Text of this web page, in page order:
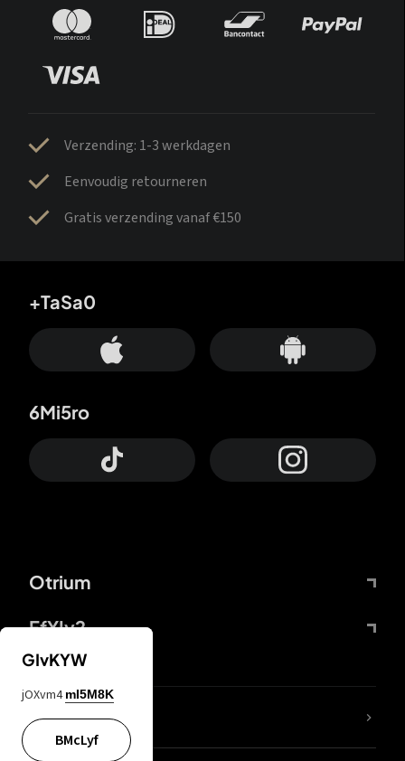
Verzending: 1-3 werkdagen
Eenvoudig retourneren
Gratis verzending vanaf €150
Otrium
FfYIy2
+TaSa0
6Mi5ro
ZbBJcb
GIvKYW
jOXvm4 mI5M8K
BMcLyf